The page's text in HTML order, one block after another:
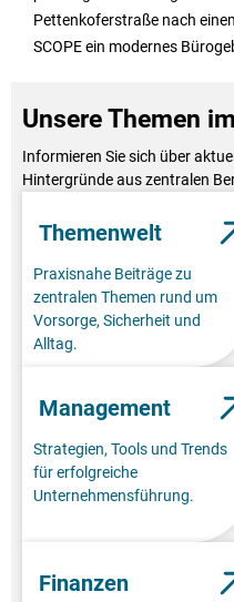
Pettenkoferstraße nach
SCOPE ein modernes
Unsere Themen
Informieren Sie sich über
Hintergründe aus zentralen
Themenwelt
Praxisnahe Beiträge zu
zentralen Themen rund um
Vorsorge, Sicherheit und
Alltag.
Management
Strategien, Tools und Trends
für erfolgreiche
Unternehmensführung.
Finanzen